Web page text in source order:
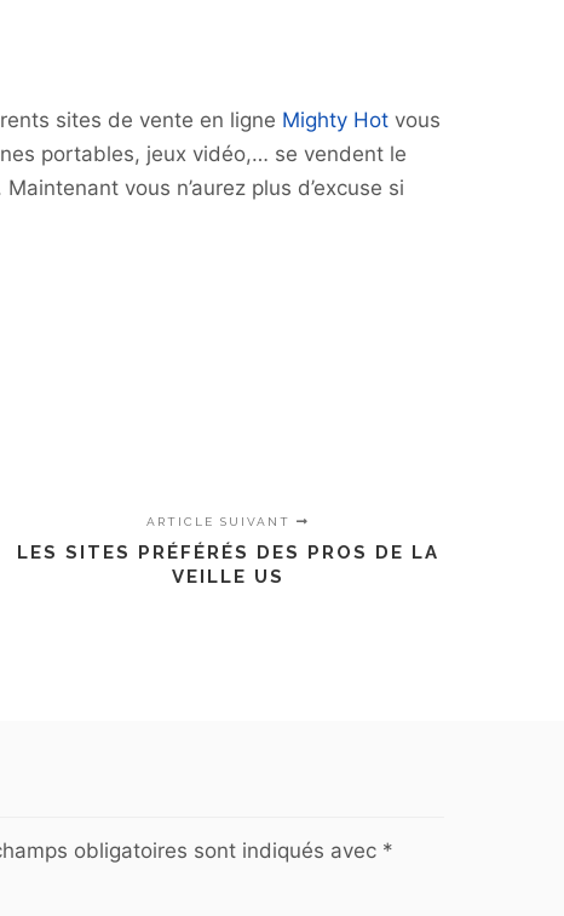
sites de vente en ligne Mighty Hot vous
portables, jeux vidéo,… se vendent le
Maintenant vous n’aurez plus d’excuse si
ARTICLE SUIVANT
LES SITES PRÉFÉRÉS DES PROS DE LA
VEILLE US
obligatoires sont indiqués avec *